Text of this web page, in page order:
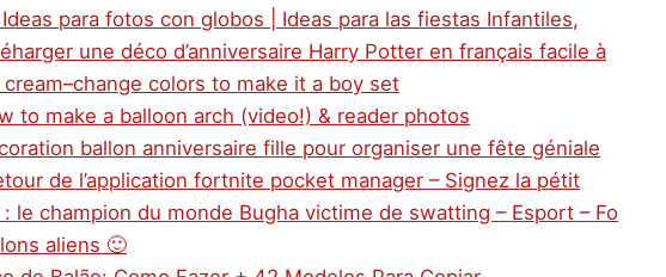
para fotos con globos | Ideas para las fiestas Infantiles,
une déco d’anniversaire Harry Potter en français facile à
colors to make it a boy set
to make a balloon arch (video!) & reader photos
ballon anniversaire fille pour organiser une fête géniale
de l’application fortnite pocket manager – Signez la pétit
le champion du monde Bugha victime de swatting – Esport – Fo
aliens 🙂